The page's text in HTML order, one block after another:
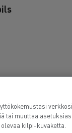
tai muuttaa
kilpi-kuvaketta.